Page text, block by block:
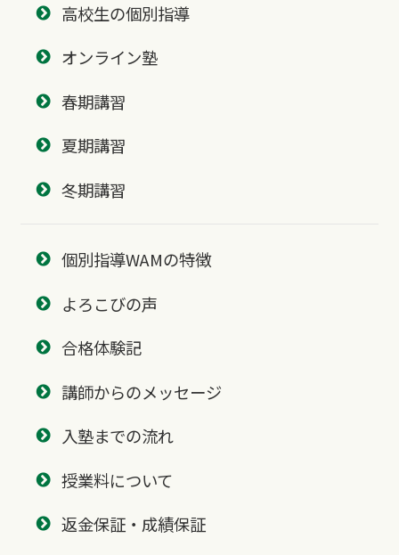
高校生の個別指導
オンライン塾
春期講習
夏期講習
冬期講習
個別指導WAMの特徴
よろこびの声
合格体験記
講師からのメッセージ
入塾までの流れ
授業料について
返金保証・成績保証